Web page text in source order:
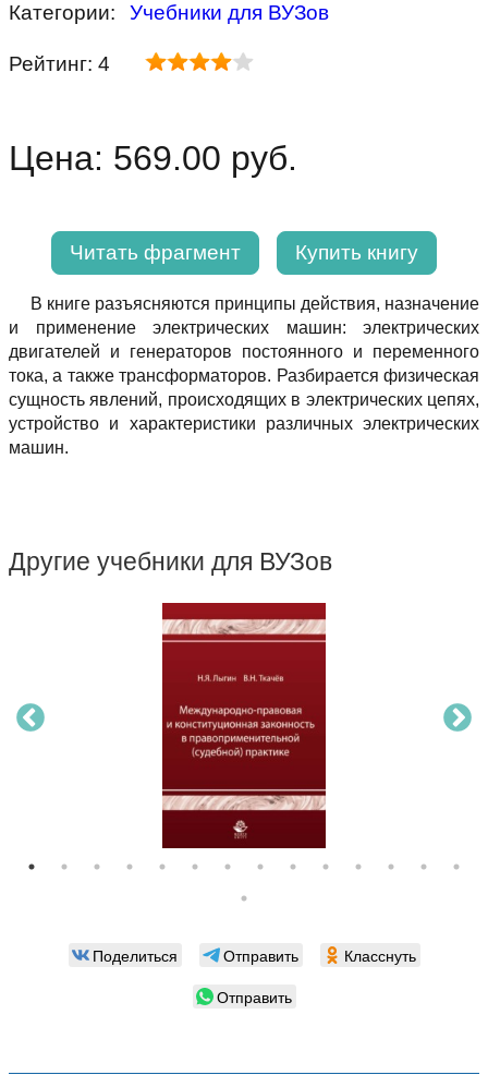
Категории: Учебники для ВУЗов
Рейтинг: 4
Цена: 569.00 руб.
Читать фрагмент Купить книгу
В книге разъясняются принципы действия, назначение
и применение электрических машин: электрических
двигателей и генераторов постоянного и переменного
тока, а также трансформаторов. Разбирается физическая
сущность явлений, происходящих в электрических цепях,
устройство и характеристики различных электрических
машин.
Другие учебники для ВУЗов
Поделиться Отправить
Класснуть
Отправить